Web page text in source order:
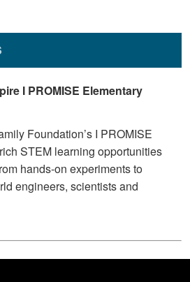
I PROMISE Elementary
Foundation’s I PROMISE
STEM learning opportunities
hands-on experiments to
engineers, scientists and